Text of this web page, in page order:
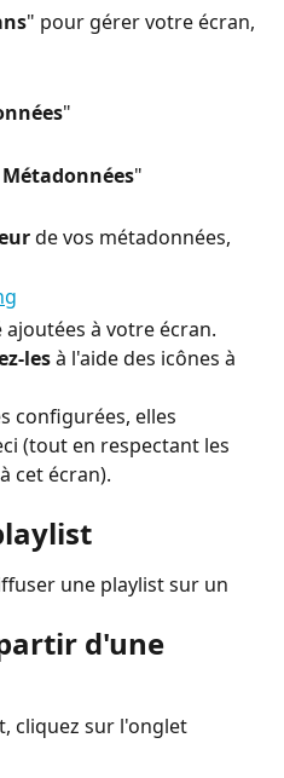
" pour gérer votre écran,
"
"
de vos métadonnées,
à votre écran.
les à l'aide des icônes à
configurées, elles
(tout en respectant les
cet écran).
une playlist sur un
d'une
cliquez sur l'onglet